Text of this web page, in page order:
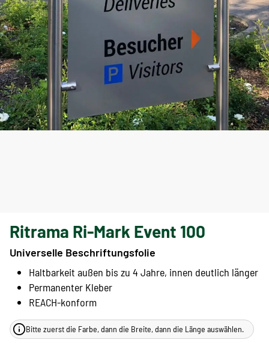
Ritrama Ri-Mark Event 100
Universelle Beschriftungsfolie
Haltbarkeit außen bis zu 4 Jahre, innen deutlich länger
Permanenter Kleber
REACH-konform
Bitte zuerst die Farbe, dann die Breite, dann die Länge auswählen.